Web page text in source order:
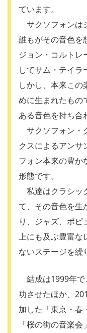
ています。
サクソフォンは
誰もがその音色を
ジョン・コルトレ
してサム・テイラ
しかし、本来この
めに生まれたもの
ある音色を持ち合
サクソフォン・
クスによるアンサ
フォン本来の豊か
形態です。
私達はクラシッ
て、その音色を生
り、ジャズ、ポ
上にも及ぶ豊富な
ないステージを繰
結成は1999年で
功させたほか、
加した「東京・春
「桜の街の音楽